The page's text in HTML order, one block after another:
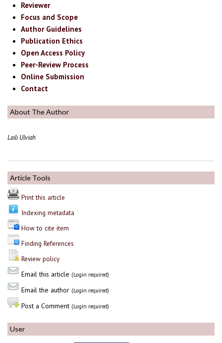
Reviewer
Focus and Scope
Author Guidelines
Publication Ethics
Open Access Policy
Peer-Review Process
Online Submission
Contact
About The Author
Laili Ulviah
Article Tools
Print this article
Indexing metadata
How to cite item
Finding References
Review policy
Email this article (Login required)
Email the author (Login required)
Post a Comment (Login required)
User